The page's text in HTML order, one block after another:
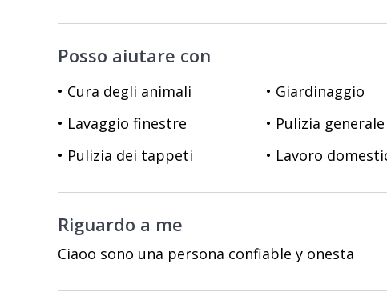
Posso aiutare con
• Cura degli animali • Giardinaggio
• Lavaggio finestre
• Pulizia generale
• Pulizia dei tappeti
• Lavoro
Riguardo a me
Ciaoo sono una persona confiable y onesta